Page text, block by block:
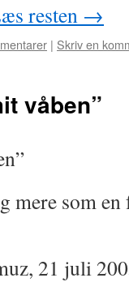
resten →
| Skriv en
våben”
mere som
21 juli